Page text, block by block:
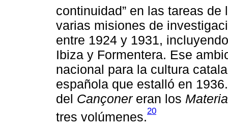
continuidad” en las tareas de
varias misiones de
entre 1924 y 1931,
Ibiza y Formentera. Ese
nacional para la cultura
española que estalló en
del Cançonereran los
tres volúmenes.20